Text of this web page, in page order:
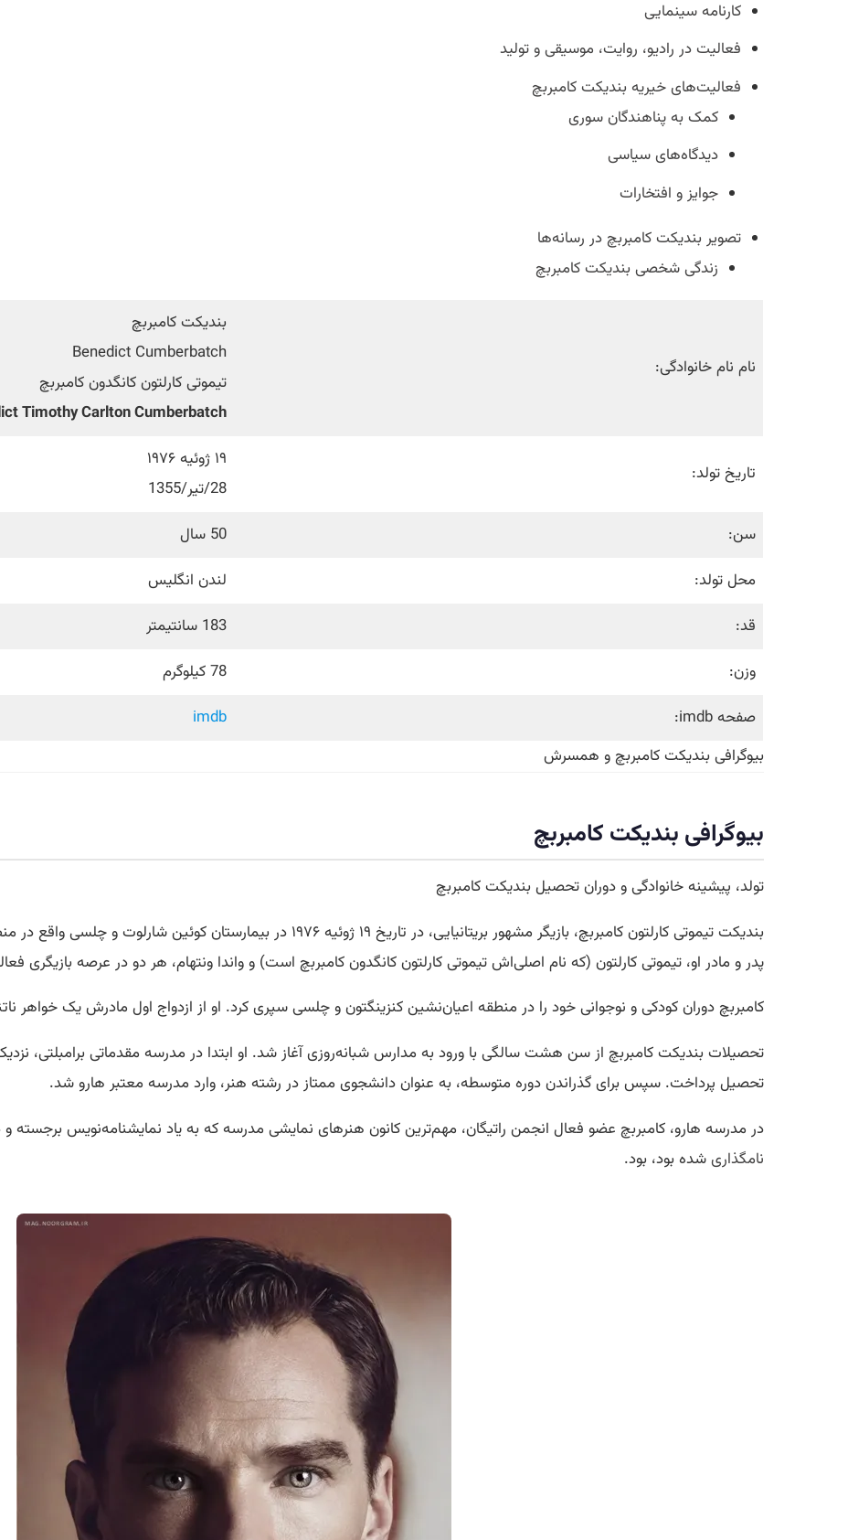
کارنامه سینمایی
فعالیت‌ در رادیو، روایت، موسیقی و تولید
فعالیت‌های خیریه بندیکت کامبربچ
کمک به پناهندگان سوری
دیدگاه‌های سیاسی
جوایز و افتخارات
تصویر بندیکت کامبربچ در رسانه‌ها
زندگی شخصی بندیکت کامبربچ
نام نام خانوادگی:
بندیکت کامبربچ
Benedict Cumberbatch
تیموتی کارلتون کانگدون کامبربچ
Timothy Carlton Cumberbatch
تاریخ تولد:
۱۹ ژوئیه ۱۹۷۶
28/تیر/1355
سن:
50 سال
محل تولد:
لندن انگلیس
قد:
183 سانتیمتر
وزن:
78 کیلوگرم
صفحه imdb:
imdb
بیوگرافی بندیکت کامبربچ و همسرش
بیوگرافی بندیکت کامبربچ
تولد، پیشینه خانوادگی و دوران تحصیل بندیکت کامبربچ
بندیکت تیموتی کارلتون کامبربچ، بازیگر مشهور بریتانیایی، در تاریخ ۱۹ ژوئیه
پدر و مادر او، تیموتی کارلتون (که نام اصلی‌اش تیموتی کارلتون کانگدون کامبربچ است) و واندا ونتهام، هر دو در عرصه بازیگری
کامبربچ دوران کودکی و نوجوانی خود را در منطقه اعیان‌نشین کنزینگتون و چلسی سپری کرد. او از ازدواج اول مادرش یک خواهر
تحصیلات بندیکت کامبربچ از سن هشت سالگی با ورود به مدارس شبانه‌روزی آغاز شد. او ابتدا در مدرسه مقدماتی
تحصیل پرداخت. سپس برای گذراندن دوره متوسطه، به عنوان دانشجوی ممتاز در رشته هنر، وارد مدرسه معتبر هارو شد.
در مدرسه هارو، کامبربچ عضو فعال انجمن راتیگان، مهم‌ترین کانون هنرهای نمایشی مدرسه که به یاد نمایشنامه‌نویس برجسته
نامگذاریشده بود، بود.